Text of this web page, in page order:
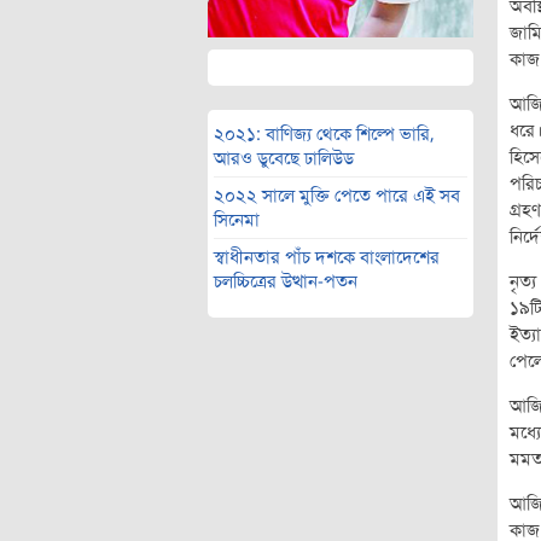
২০২১: বাণিজ্য থেকে শিল্পে ভারি,
আরও ডুবেছে ঢালিউড
২০২২ সালে মুক্তি পেতে পারে এই সব
সিনেমা
স্বাধীনতার পাঁচ দশকে বাংলাদেশের
চলচ্চিত্রের উত্থান-পতন
নৃত্য
কাজ